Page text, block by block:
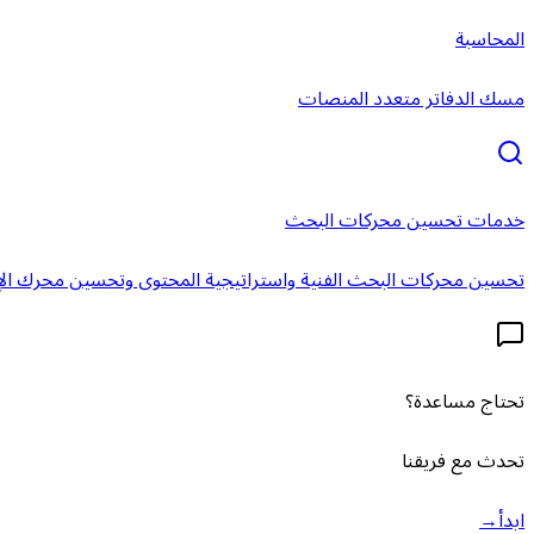
المحاسبة
مسك الدفاتر متعدد المنصات
خدمات تحسين محركات البحث
تحسين محركات البحث الفنية واستراتيجية المحتوى وتحسين محرك
تحتاج مساعدة؟
تحدث مع فريقنا
ابدأ→